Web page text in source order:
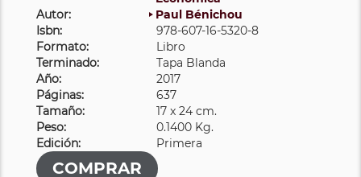
Autor:
Paul Bénichou
Isbn:
978-607-16-5320-8
Formato:
Libro
Terminado:
Tapa Blanda
Año:
2017
Páginas:
637
Tamaño:
17 x 24 cm.
Peso:
0.1400 Kg.
Edición:
Primera